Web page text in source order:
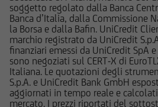
soggetto regolato dalla Banca
Banca d’Italia, dalla Commissione
la Borsa e dalla Bafin. UniCredit
marchio registrato da UniCredit
finanziari emessi da UniCredit SpA
sono negoziati sul CERT-X di
Italiana. Le quotazioni degli
S.p.A. e UniCredit Bank GmbH
aggiornati in tempo reale e
mercato. I prezzi riportati del
cui fa riferimento il Sito
adeguato per l'utente; prima
qualsiasi operazione,
valutare, in autonomia, la
informazioni pubblicate sul
proprie decisioni di
propri obiettivi di